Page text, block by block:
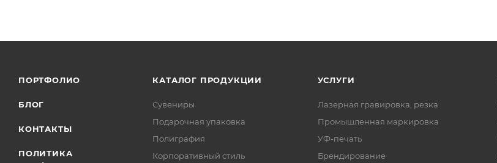
ПОРТФОЛИО
БЛОГ
КОНТАКТЫ
ПОЛИТИКА
КАТАЛОГ ПРОДУКЦИИ
Сувениры
Подарочная упаковка
Полиграфия
Корпоративный стиль
УСЛУГИ
Лазерная гравировка, резка
Промышленная маркировка
УФ-печать
Брендирование